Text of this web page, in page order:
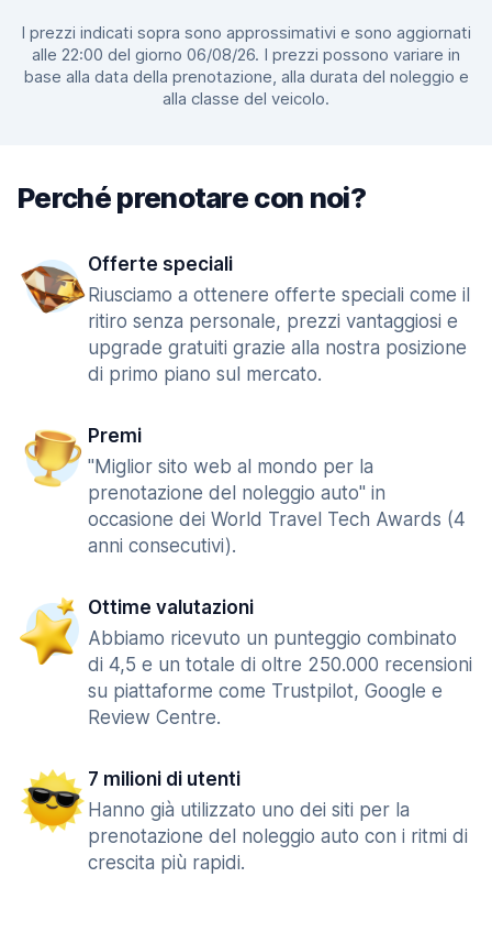
I prezzi indicati sopra sono approssimativi e sono aggiornati
alle 22:00 del giorno 06/08/26. I prezzi possono variare in
base alla data della prenotazione, alla durata del noleggio e
alla classe del veicolo.
Perché prenotare con noi?
Offerte speciali
Riusciamo a ottenere offerte speciali come il
ritiro senza personale, prezzi vantaggiosi e
upgrade gratuiti grazie alla nostra posizione
di primo piano sul mercato.
Premi
"Miglior sito web al mondo per la
prenotazione del noleggio auto" in
occasione dei World Travel Tech Awards (4
anni consecutivi).
Ottime valutazioni
Abbiamo ricevuto un punteggio combinato
di 4,5 e un totale di oltre 250.000 recensioni
su piattaforme come Trustpilot, Google e
Review Centre.
7 milioni di utenti
Hanno già utilizzato uno dei siti per la
prenotazione del noleggio auto con i ritmi di
crescita più rapidi.